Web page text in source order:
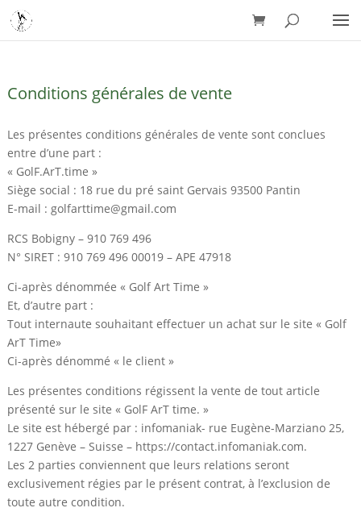
Conditions générales de vente
Les présentes conditions générales de vente sont conclues
entre d’une part :
« GolF.ArT.time »
Siège social : 18 rue du pré saint Gervais 93500 Pantin
E-mail : golfarttime@gmail.com
RCS Bobigny – 910 769 496
N° SIRET : 910 769 496 00019 – APE 47918
Ci-après dénommée « Golf Art Time »
Et, d’autre part :
Tout internaute souhaitant effectuer un achat sur le site « Golf
ArT Time»
Ci-après dénommé « le client »
Les présentes conditions régissent la vente de tout article
présenté sur le site « GolF ArT time. »
Le site est hébergé par : infomaniak- rue Eugène-Marziano 25,
1227 Genève – Suisse – https://contact.infomaniak.com.
Les 2 parties conviennent que leurs relations seront
exclusivement régies par le présent contrat, à l’exclusion de
toute autre condition.